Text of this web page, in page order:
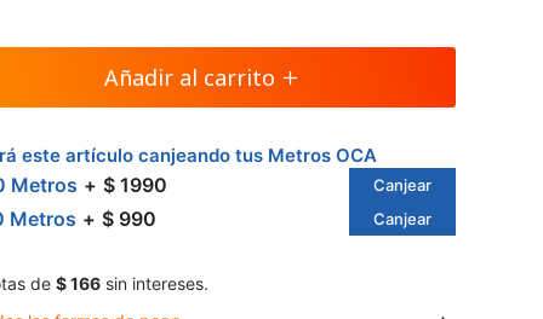
Añadir al carrito
este artículo canjeando tus Metros OCA
Metros $ 1990 Canjear
Metros $ 990 Canjear
de $ 166 sin intereses.